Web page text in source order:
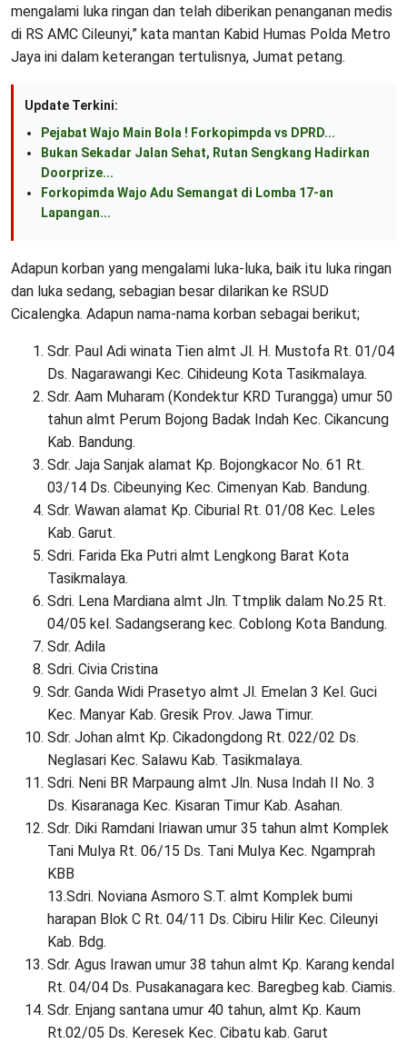
mengalami luka ringan dan telah diberikan penanganan medis
di RS AMC Cileunyi,” kata mantan Kabid Humas Polda Metro
Jaya ini dalam keterangan tertulisnya, Jumat petang.
Update Terkini:
Pejabat Wajo Main Bola ! Forkopimpda vs DPRD...
Bukan Sekadar Jalan Sehat, Rutan Sengkang Hadirkan
Doorprize...
Forkopimda Wajo Adu Semangat di Lomba 17-an
Lapangan...
Adapun korban yang mengalami luka-luka, baik itu luka ringan
dan luka sedang, sebagian besar dilarikan ke RSUD
Cicalengka. Adapun nama-nama korban sebagai berikut;
Sdr. Paul Adi winata Tien almt Jl. H. Mustofa Rt. 01/04
Ds. Nagarawangi Kec. Cihideung Kota Tasikmalaya.
Sdr. Aam Muharam (Kondektur KRD Turangga) umur 50
tahun almt Perum Bojong Badak Indah Kec. Cikancung
Kab. Bandung.
Sdr. Jaja Sanjak alamat Kp. Bojongkacor No. 61 Rt.
03/14 Ds. Cibeunying Kec. Cimenyan Kab. Bandung.
Sdr. Wawan alamat Kp. Ciburial Rt. 01/08 Kec. Leles
Kab. Garut.
Sdri. Farida Eka Putri almt Lengkong Barat Kota
Tasikmalaya.
Sdri. Lena Mardiana almt Jln. Ttmplik dalam No.25 Rt.
04/05 kel. Sadangserang kec. Coblong Kota Bandung.
Sdr. Adila
Sdri. Civia Cristina
Sdr. Ganda Widi Prasetyo almt Jl. Emelan 3 Kel. Guci
Kec. Manyar Kab. Gresik Prov. Jawa Timur.
Sdr. Johan almt Kp. Cikadongdong Rt. 022/02 Ds.
Neglasari Kec. Salawu Kab. Tasikmalaya.
Sdri. Neni BR Marpaung almt Jln. Nusa Indah II No. 3
Ds. Kisaranaga Kec. Kisaran Timur Kab. Asahan.
Sdr. Diki Ramdani Iriawan umur 35 tahun almt Komplek
Tani Mulya Rt. 06/15 Ds. Tani Mulya Kec. Ngamprah
KBB
13.Sdri. Noviana Asmoro S.T. almt Komplek bumi
harapan Blok C Rt. 04/11 Ds. Cibiru Hilir Kec. Cileunyi
Kab. Bdg.
Sdr. Agus Irawan umur 38 tahun almt Kp. Karang kendal
Rt. 04/04 Ds. Pusakanagara kec. Baregbeg kab. Ciamis.
Sdr. Enjang santana umur 40 tahun, almt Kp. Kaum
Rt.02/05 Ds. Keresek Kec. Cibatu kab. Garut